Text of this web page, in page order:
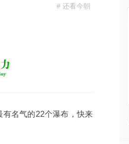
# 还看今朝
名气的22个瀑布，快来